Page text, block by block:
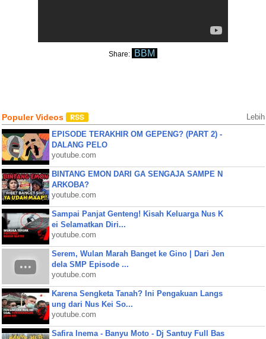
Share: BBM
Populer Videos Lebih
EPISODE TERAKHIR OM GEPENG? (PART 2) -
DALANG PELO
youtube.com
BINTANG EMON DARI GA SENGAJA SAMPE N
ARKOBA?
youtube.com
Sampai Panjat Genteng! Kisah Keluarga Nus K
ei Selamatkan Diri...
youtube.com
Serem, Wulan Marah Banget ke Gino | Dari Jen
dela SMP Episode ...
youtube.com
Karena Sengketa Tanah? Ini Pengakuan Langs
ung dari Nus Kei So...
youtube.com
Safira Inema - Banyu Moto - Dj Santuy Full Bas